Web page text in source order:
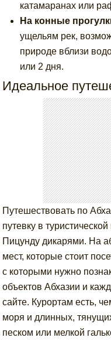
катамаранах или
На конные
ущельям рек,
природе вблизи
или 2 дня.
Идеальное
Путешествовать по
путевку в
Пицунду дикарями. На
мест, которые стоит
с которыми нужно
объектов Абхазии и
сайте. Курортам есть,
моря и длинных,
песком или мелкой